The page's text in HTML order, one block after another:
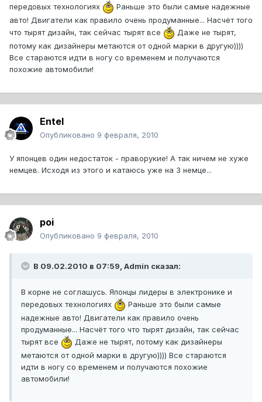
передовых технологиях
Раньше это были самые надежные
авто! Двигатели как правило очень продуманные... Насчёт того
что тырят дизайн, так сейчас тырят все
Даже не тырят,
потому как дизайнеры метаются от одной марки в другую))))
Все стараются идти в ногу со временем и получаются
похожие автомобили!
Entel
Опубликовано 9 февраля, 2010
У японцев один недостаток - праворукие! А так ничем не хуже
немцев. Исходя из этого и катаюсь уже на 3 немце...
poi
Опубликовано 9 февраля, 2010
В 09.02.2010 в 07:59, Admin сказал:
В корне не соглашусь. Японцы лидеры в электронике и
передовых технологиях
Раньше это были самые
надежные авто! Двигатели как правило очень
продуманные... Насчёт того что тырят дизайн, так сейчас
тырят все
Даже не тырят, потому как дизайнеры
метаются от одной марки в другую)))) Все стараются
идти в ногу со временем и получаются похожие
автомобили!